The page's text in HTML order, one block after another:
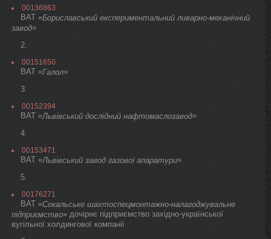
00136863
ВАТ «Бориславський експериментальний ливарно-механічний
завод»
2.
00151650
ВАТ «Галол»
3.
00152394
ВАТ «Львівський дослідний нафтомаслозавод»
4.
00153471
ВАТ «Львівський завод газової апаратури»
5.
00176271
ВАТ «Сокальське шахтоспецмонтажно-налагоджувальне
підприємство» дочірнє підприємство західно-української
вугільної холдингової компанії